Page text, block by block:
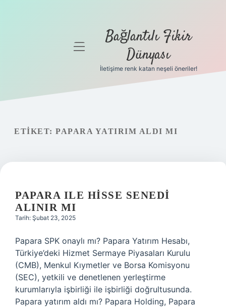
Gizlilik
Yasal Uyarı
Hakkımızda
menüyü
Bağlantılı Fikir
Dünyası
İletişime renk katan neşeli öneriler!
ETIKET: PAPARA YATIRIM ALDI MI
PAPARA ILE HISSE SENEDI
ALINIR MI
Tarih: Şubat 23, 2025
Papara SPK onaylı mı? Papara Yatırım Hesabı,
Türkiye’deki Hizmet Sermaye Piyasaları Kurulu
(CMB), Menkul Kıymetler ve Borsa Komisyonu
(SEC), yetkili ve denetlenen yerleştirme
kurumlarıyla işbirliği ile işbirliği doğrultusunda.
Papara yatırım aldı mı? Papara Holding, Papara